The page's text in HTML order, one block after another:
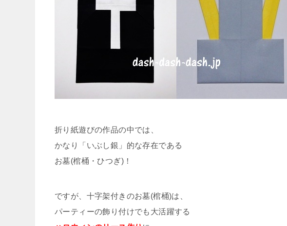
折り紙遊びの作品の中では、
かなり「いぶし銀」的な存在である
お墓(棺桶・ひつぎ)！
ですが、十字架付きのお墓(棺桶)は、
パーティーの飾り付けでも大活躍する